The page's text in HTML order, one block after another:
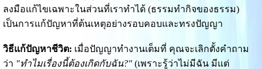
ลงมือแก้ไขเฉพาะในส่วนที่เราทำได้ (ธรรมทำกิจของธรรม)
เป็นการแก้ปัญหาที่ต้นเหตุอย่างรอบคอบและทรงปัญญา
วิธีแก้ปัญหาชีวิต: เมื่อปัญญาทำงานเต็มที่ คุณจะเลิกตั้งคำถาม
ว่า "ทำไมเรื่องนี้ต้องเกิดกับฉัน?"(เพราะรู้ว่าไม่มีฉัน มีแต่